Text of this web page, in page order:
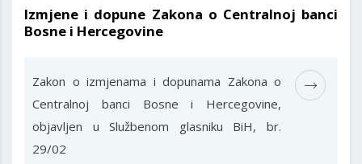
Izmjene i dopune Zakona o Centralnoj banci
Bosne i Hercegovine
Zakon o izmjenama i dopunama Zakona o
Centralnoj banci Bosne i Hercegovine,
objavljen u Službenom glasniku BiH, br.
29/02